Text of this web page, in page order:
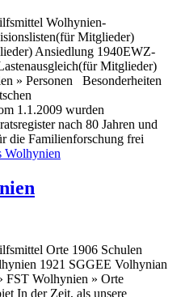
Wolhynien-
Mitglieder)
Ansiedlung 1940EWZ-
Mitglieder)
» Personen Besonderheiten
1.1.2009 wurden
nach 80 Jahren und
die Familienforschung frei
Wolhynien
Orte 1906 Schulen
1921 SGGEE Volhynian
FST Wolhynien » Orte
In der Zeit, als unsere